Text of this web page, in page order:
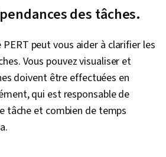
IA générative, Gestion des risques,
des projets, Leadership et gestion,
œuvre du projet, Gestion des risques
projets, Réflexion stratégique, Suivi
Jalons (gestion de projet),
du projet, Budgétisation,
du projet, Marchés publics,
des tâches.
peut vous aider à clarifier les
Vous pouvez visualiser et
doivent être effectuées en
qui est responsable de
tâche et combien de temps